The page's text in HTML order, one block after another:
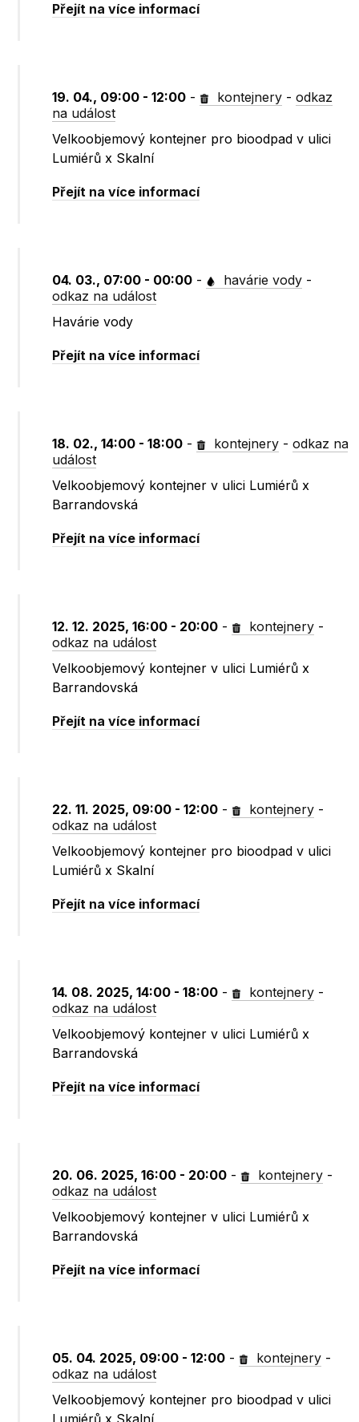
Přejít na více informací
19. 04., 09:00 - 12:00 - kontejnery -odkaz
na událost
Velkoobjemový kontejner pro bioodpad v ulici
Lumiérů x Skalní
Přejít na více informací
04. 03., 07:00 - 00:00 - havárie vody -
odkaz na událost
Havárie vody
Přejít na více informací
18. 02., 14:00 - 18:00 - kontejnery -odkaz na
událost
Velkoobjemový kontejner v ulici Lumiérů x
Barrandovská
Přejít na více informací
12. 12. 2025, 16:00 - 20:00 - kontejnery -
odkaz na událost
Velkoobjemový kontejner v ulici Lumiérů x
Barrandovská
Přejít na více informací
22. 11. 2025, 09:00 - 12:00 - kontejnery -
odkaz na událost
Velkoobjemový kontejner pro bioodpad v ulici
Lumiérů x Skalní
Přejít na více informací
14. 08. 2025, 14:00 - 18:00 - kontejnery -
odkaz na událost
Velkoobjemový kontejner v ulici Lumiérů x
Barrandovská
Přejít na více informací
20. 06. 2025, 16:00 - 20:00 - kontejnery -
odkaz na událost
Velkoobjemový kontejner v ulici Lumiérů x
Barrandovská
Přejít na více informací
05. 04. 2025, 09:00 - 12:00 - kontejnery -
odkaz na událost
Velkoobjemový kontejner pro bioodpad v ulici
Lumiérů x Skalní